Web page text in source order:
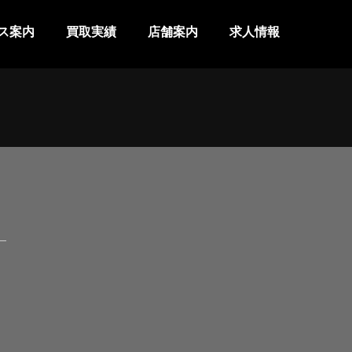
案内 買取実績 店舗案内 求人情報